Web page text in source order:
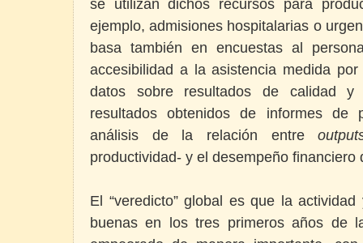
se utilizan dichos recursos para
ejemplo, admisiones hospitalarias o
basa también en encuestas al
accesibilidad a la asistencia medida
datos sobre resultados de calidad
resultados obtenidos de informes de
análisis de la relación entre
productividad- y el desempeño
El “veredicto” global es que la
buenas en los tres primeros años de